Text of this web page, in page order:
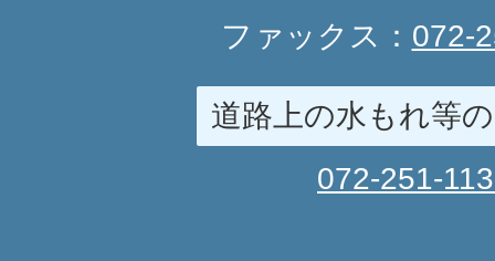
ファックス： 072-
道路上の水もれ等
072-251-